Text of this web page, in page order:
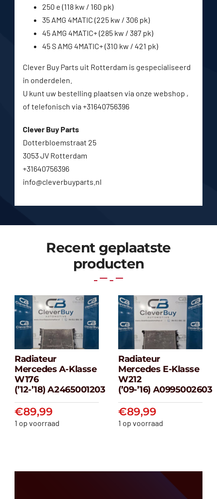
250 e (118 kw / 160 pk)
35 AMG 4MATIC (225 kw / 306 pk)
45 AMG 4MATIC+ (285 kw / 387 pk)
45 S AMG 4MATIC+ (310 kw / 421 pk)
Clever Buy Parts uit Rotterdam is gespecialiseerd
in onderdelen.
U kunt uw bestelling plaatsen via onze webshop ,
of telefonisch via +31640756396
Clever Buy Parts
Dotterbloemstraat 25
3053 JV Rotterdam
+31640756396
info@cleverbuyparts.nl
Recent geplaatste
producten
Radiateur
Mercedes A-
klasse W176
(’12-’18) A2465001203
€89,99
Radiateur
Mercedes A-Klasse
W176
(’12-’18) A2465001203
€89,99
1 op voorraad
Radiateur
Mercedes E-
klasse W212
(’09-’16)
€89,99
Radiateur
Mercedes E-Klasse
W212
(’09-’16) A0995002603
€89,99
1 op voorraad